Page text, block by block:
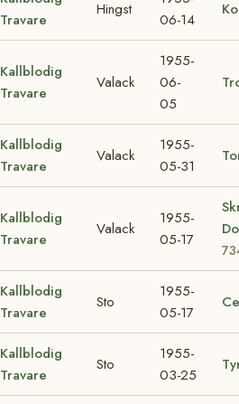
Travare
Hingst
06-14
Kallblodig
Travare
Valack
1955-
06-
05
Kallblodig
Travare
Valack
1955-
05-31
Kallblodig
Travare
Valack
1955-
05-17
Kallblodig
Travare
Sto
1955-
05-17
Kallblodig
Travare
Sto
1955-
03-25